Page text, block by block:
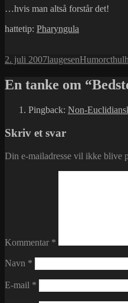
…hvis man altså forstår det!
hattetip: Pharyngula
Udgivet
2. juli 2007Forfatter
laugesenKategorier
HumorTags
En tanke om
Pingback: Non-
Skriv et svar
Din e-mailadresse vil ikke blive
Kommentar *
Navn *
E-mail *